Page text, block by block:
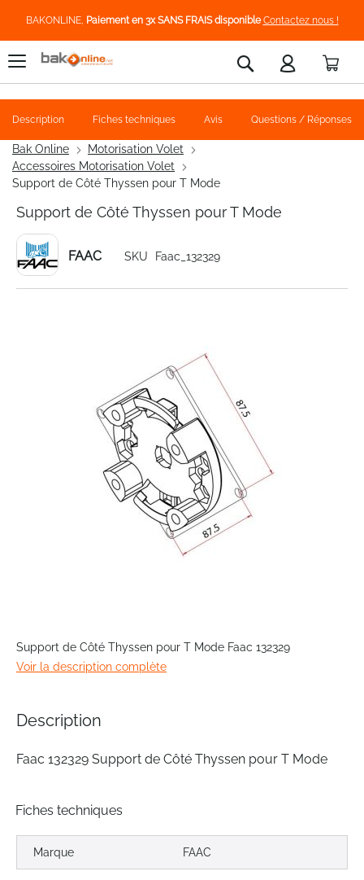
BAKONLINE, Paiement en 3x SANS FRAIS disponible Contactez nous !
Rechercher
Bak Online
Motorisation Volet
Accessoires Motorisation Volet
Support de Côté Thyssen pour T Mode
Support de Côté Thyssen pour T Mode
FAAC SKU Faac_132329
to
the
beginning
images
Support de Côté Thyssen pour T Mode Faac 132329
Voir la description complète
Description Fiches techniques Avis Questions / Réponses
Description
Faac 132329 Support de Côté Thyssen pour T Mode
Fiches techniques
Marque FAAC